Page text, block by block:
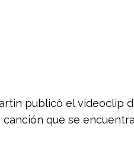
publicó el videoclip
que se